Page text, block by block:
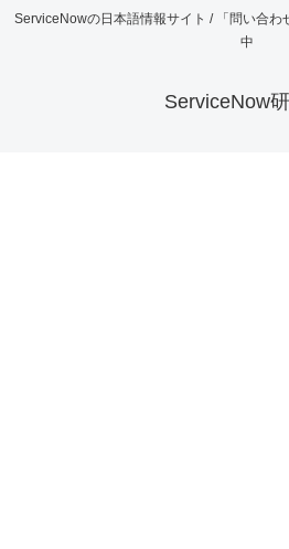
ServiceNowの日本語情報サイト / 「問い合わ
中
ServiceNow